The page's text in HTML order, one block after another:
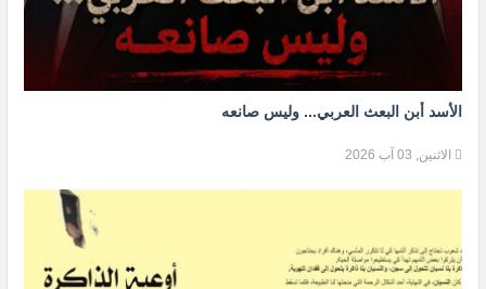
الأسد أبن البعث العربي... وليس صانعه
الاثنين, 03 آب 2026